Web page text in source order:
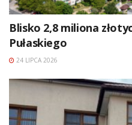
Blisko 2,8 miliona
Pułaskiego
24 LIPCA 2026